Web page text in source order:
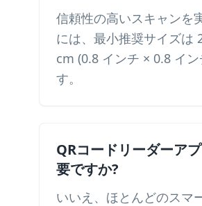
信頼性の高いスキャンを
には、最小推奨サイズは
cm (0.8 インチ × 0.8 イ
す。
QRコードリーダーア
要ですか?
いいえ、ほとんどのスマ